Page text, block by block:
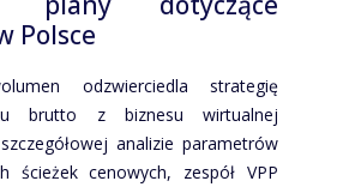
Polsce
odzwierciedla strategię
brutto z biznesu wirtualnej
analizie parametrów
ścieżek cenowych, zespół VPP